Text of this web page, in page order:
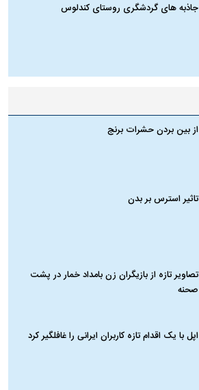
جاذبه های گردشگری روستای کندلوس
از بین بردن حشرات برنج
تاثیر استرس بر بدن
تصاویر تازه از بازیگران زن بامداد خمار در پشت
صحنه
اپل با یک اقدام تازه کاربران ایرانی را غافلگیر کرد